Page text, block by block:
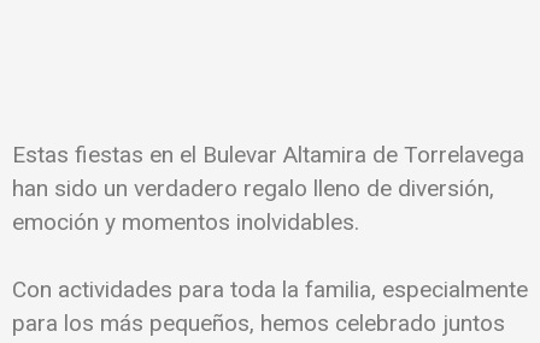
Estas fiestas en el Bulevar Altamira de Torrelavega
han sido un verdadero regalo lleno de diversión,
emoción y momentos inolvidables.
Con actividades para toda la familia, especialmente
para los más pequeños, hemos celebrado juntos